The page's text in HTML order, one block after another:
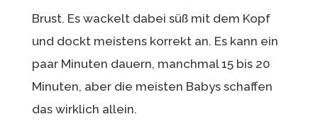
Brust. Es wackelt dabei süß mit dem Kopf
und dockt meistens korrekt an. Es kann ein
paar Minuten dauern, manchmal 15 bis 20
Minuten, aber die meisten Babys schaffen
das wirklich allein.